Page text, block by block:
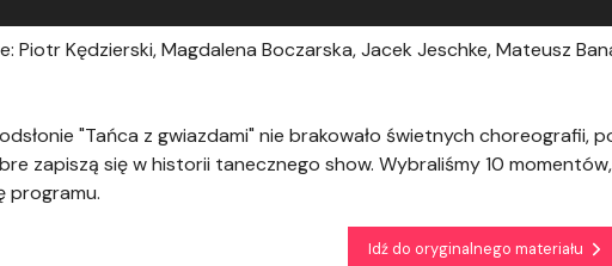
Piotr Kędzierski, Magdalena Boczarska, Jacek Jeschke, Mateusz
"Tańca z gwiazdami" nie brakowało świetnych choreografii,
zapiszą się w historii tanecznego show. Wybraliśmy 10
programu.
Idź do oryginalnego materiału